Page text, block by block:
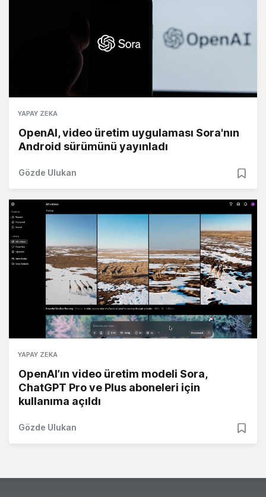
YAPAY ZEKA
OpenAI, video üretim uygulaması Sora'nın
Android sürümünü yayınladı
Gözde Ulukan
YAPAY ZEKA
OpenAI’ın video üretim modeli Sora,
ChatGPT Pro ve Plus aboneleri için
kullanıma açıldı
Gözde Ulukan